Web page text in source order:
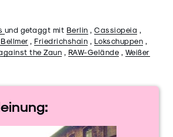
und getaggt mit Berlin , Cassiopeia ,
, Friedrichshain , Lokschuppen ,
the Zaun , RAW-Gelände , Weißer